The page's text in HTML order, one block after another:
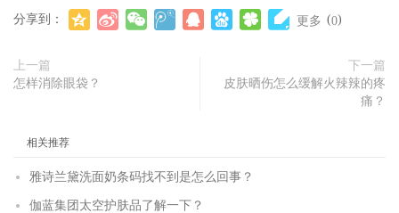
分享到： 更多 (0)
上一篇
怎样消除眼袋？
下一篇
皮肤晒伤怎么缓解火辣辣的疼
痛？
相关推荐
雅诗兰黛洗面奶条码找不到是怎么回事？
伽蓝集团太空护肤品了解一下？